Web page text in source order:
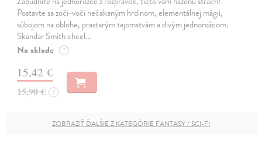
Postavte sa zoči-voči nečakaným hrdinom, elementálnej mágii,
súbojom na oblohe, prastarým tajomstvám a divým jednorožcom.
Skandar Smith chcel…
Na sklade ?
15,42 €
15,90 € ?
ZOBRAZIŤ ĎALŠIE Z KATEGÓRIE FANTASY / SCI-FI